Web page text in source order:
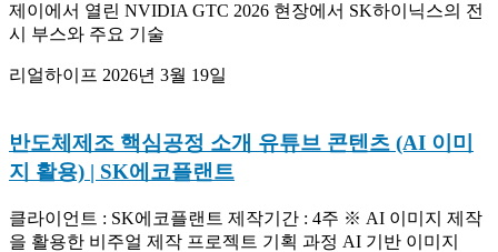
제이에서 열린 NVIDIA GTC 2026 현장에서 SK하이닉스의 전
시 부스와 주요 기술
리얼하이프 2026년 3월 19일
반도체제조 핵심공정 소개 유튜브 콘텐츠 (AI 이미
지 활용) | SK에코플랜트
클라이언트 : SK에코플랜트 제작기간 : 4주 ※ AI 이미지 제작
을 활용한 비주얼 제작 프로젝트 기획 과정 AI 기반 이미지